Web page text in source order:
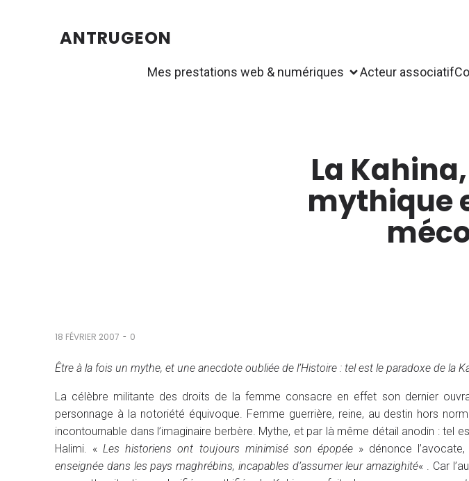
ANTRUGEON
Mes prestations web & numériques Acteur associatif
La
mythique
18 FÉVRIER 2007 - 0
Être à la fois un mythe, et une anecdote oubliée de l’Histoire : tel est le paradoxe de la
La célèbre militante des droits de la femme consacre en effet son dernier
personnage à la notoriété équivoque. Femme guerrière, reine, au destin hors
incontournable dans l’imaginaire berbère. Mythe, et par là même détail anodin : tel
Halimi. « Les historiens ont toujours minimisé son épopée » dénonce
enseignée dans les pays maghrébins, incapables d’assumer leur amazighité« . Car